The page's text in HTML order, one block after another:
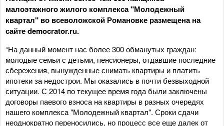
малоэтажного жилого комплекса "Молодежный
квартал" во всеволожской Романовке размещена на
сайте democrator.ru.
“На данный момент нас более 300 обманутых граждан:
молодые семьи с детьми, пенсионеры, отдавшие последние
сбережения, вынужденные снимать квартиры и платить
ипотеки за недострои. Мы оказались в почти безвыходной
ситуации. С 2014 по текущее время года были заключены
договоры паевого взноса на квартиры в разных очередях
нашего комплекса "Молодежный квартал". Сроки сдачи
неоднократно переносились, но процесс все еще далек от